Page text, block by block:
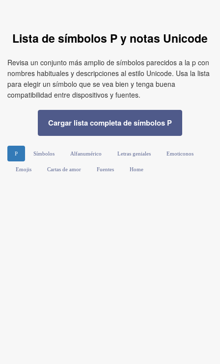
Lista de símbolos P y notas Unicode
Revisa un conjunto más amplio de símbolos parecidos a la p con
nombres habituales y descripciones al estilo Unicode. Usa la lista
para elegir un símbolo que se vea bien y tenga buena
compatibilidad entre dispositivos y fuentes.
Cargar lista completa de símbolos P
P Símbolos Alfanumérico Letras geniales Emoticonos
Emojis Cartas de amor Fuentes Home